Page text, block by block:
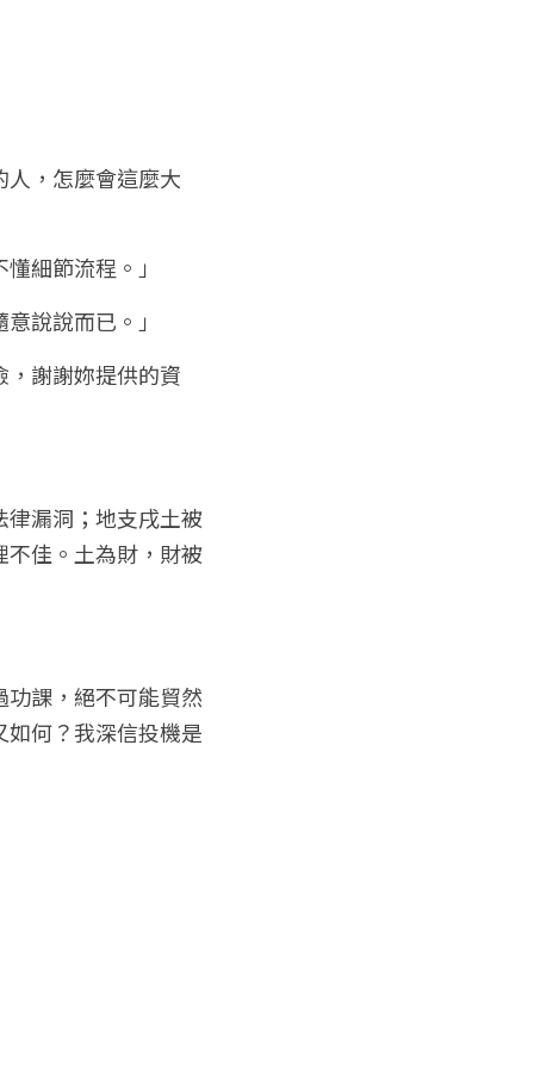
，怎麼會這麼大
細節流程。」
說說而已。」
謝謝妳提供的資
漏洞；地支戌土被
佳。土為財，財被
課，絕不可能貿然
何？我深信投機是